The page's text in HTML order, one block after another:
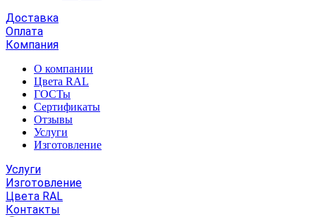
Доставка
Оплата
Компания
О компании
Цвета RAL
ГОСТы
Сертификаты
Отзывы
Услуги
Изготовление
Услуги
Изготовление
Цвета RAL
Контакты